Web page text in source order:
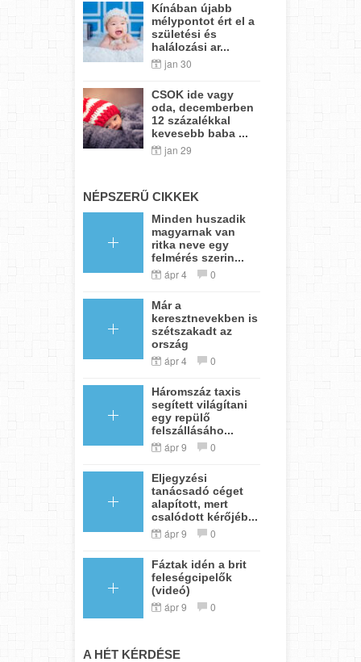
Kínában újabb
mélypontot ért el a
születési és
halálozási ar...
jan 30
CSOK ide vagy
oda, decemberben
12 százalékkal
kevesebb baba ...
jan 29
NÉPSZERŰ CIKKEK
Minden huszadik
magyarnak van
ritka neve egy
felmérés szerin...
ápr 4 0
Már a
keresztnevekben is
szétszakadt az
ország
ápr 4 0
Háromszáz taxis
segített világítani
egy repülő
felszállásáho...
ápr 9 0
Eljegyzési
tanácsadó céget
alapított, mert
csalódott kérőjéb...
ápr 9 0
Fáztak idén a brit
feleségcipelők
(videó)
ápr 9 0
A HÉT KÉRDÉSE